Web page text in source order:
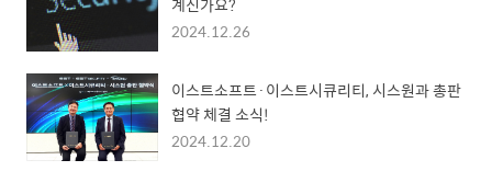
2024.12.26
이스트소프트·이스트시큐리티, 시스원과 총판
협약 체결 소식!
2024.12.20